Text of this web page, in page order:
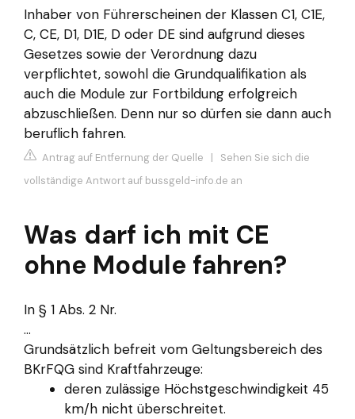
Inhaber von Führerscheinen der Klassen C1, C1E,
C, CE, D1, D1E, D oder DE sind aufgrund dieses
Gesetzes sowie der Verordnung dazu
verpflichtet, sowohl die Grundqualifikation als
auch die Module zur Fortbildung erfolgreich
abzuschließen. Denn nur so dürfen sie dann auch
beruflich fahren.
Antrag auf Entfernung der Quelle | Sehen Sie sich die
vollständige Antwort auf bussgeld-info.de an
Was darf ich mit CE
ohne Module fahren?
In § 1 Abs. 2 Nr.
...
Grundsätzlich befreit vom Geltungsbereich des
BKrFQG sind Kraftfahrzeuge:
deren zulässige Höchstgeschwindigkeit 45
km/h nicht überschreitet.